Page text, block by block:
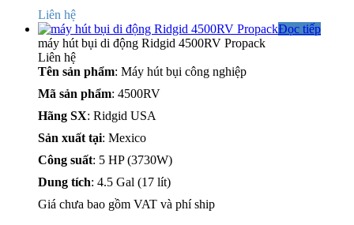
Liên hệ
Đọc tiếp
máy hút bụi di động Ridgid 4500RV Propack
Liên hệ
Tên sản phẩm: Máy hút bụi công nghiệp
Mã sản phẩm: 4500RV
Hãng SX: Ridgid USA
Sản xuất tại: Mexico
Công suất: 5 HP (3730W)
Dung tích: 4.5 Gal (17 lít)
Giá chưa bao gồm VAT và phí ship